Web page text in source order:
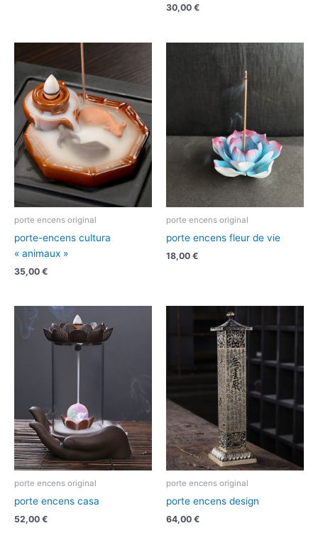
30,00 €
porte encens original
porte-encens cultura
« animaux »
35,00 €
porte encens original
porte encens fleur de vie
18,00 €
porte encens original
porte encens casa
52,00 €
porte encens original
porte encens design
64,00 €